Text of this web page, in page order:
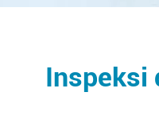
Inspeksi